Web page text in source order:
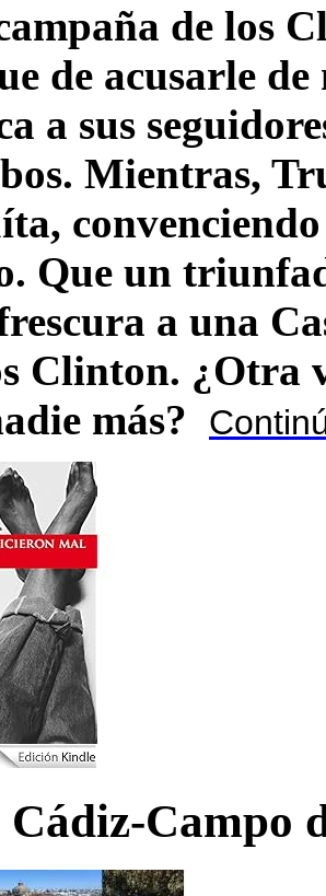
de los
de acusarle
a sus
Mientras,
Que un
a una
Clinton. ¿Otra
más?
Campo